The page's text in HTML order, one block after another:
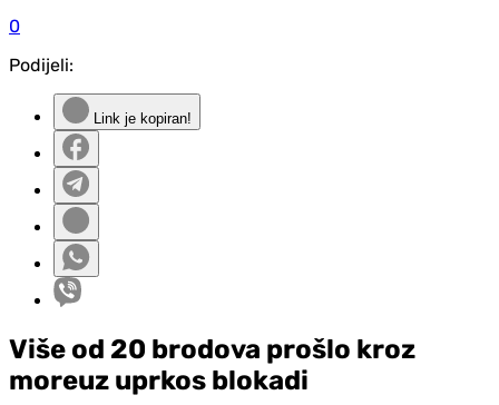
0
Podijeli:
Link je kopiran!
Više od 20 brodova prošlo kroz
moreuz uprkos blokadi